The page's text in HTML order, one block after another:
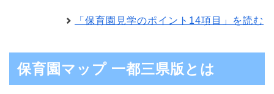
「保育園見学のポイント14項目」を読む
保育園マップ 一都三県版とは